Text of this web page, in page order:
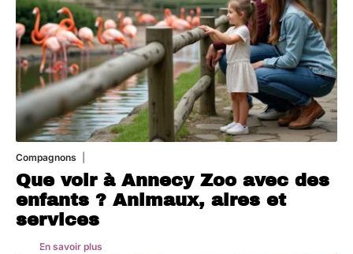
Compagnons
Que voir à Annecy Zoo avec des
enfants ? Animaux, aires et
services
En savoir plus